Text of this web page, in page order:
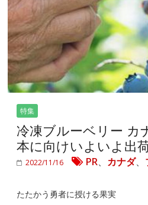
特集
冷凍ブルーベリー カ
本に向けいよいよ出
2022/11/16 PR、 カナダ、
たたかう勇者に授ける果実